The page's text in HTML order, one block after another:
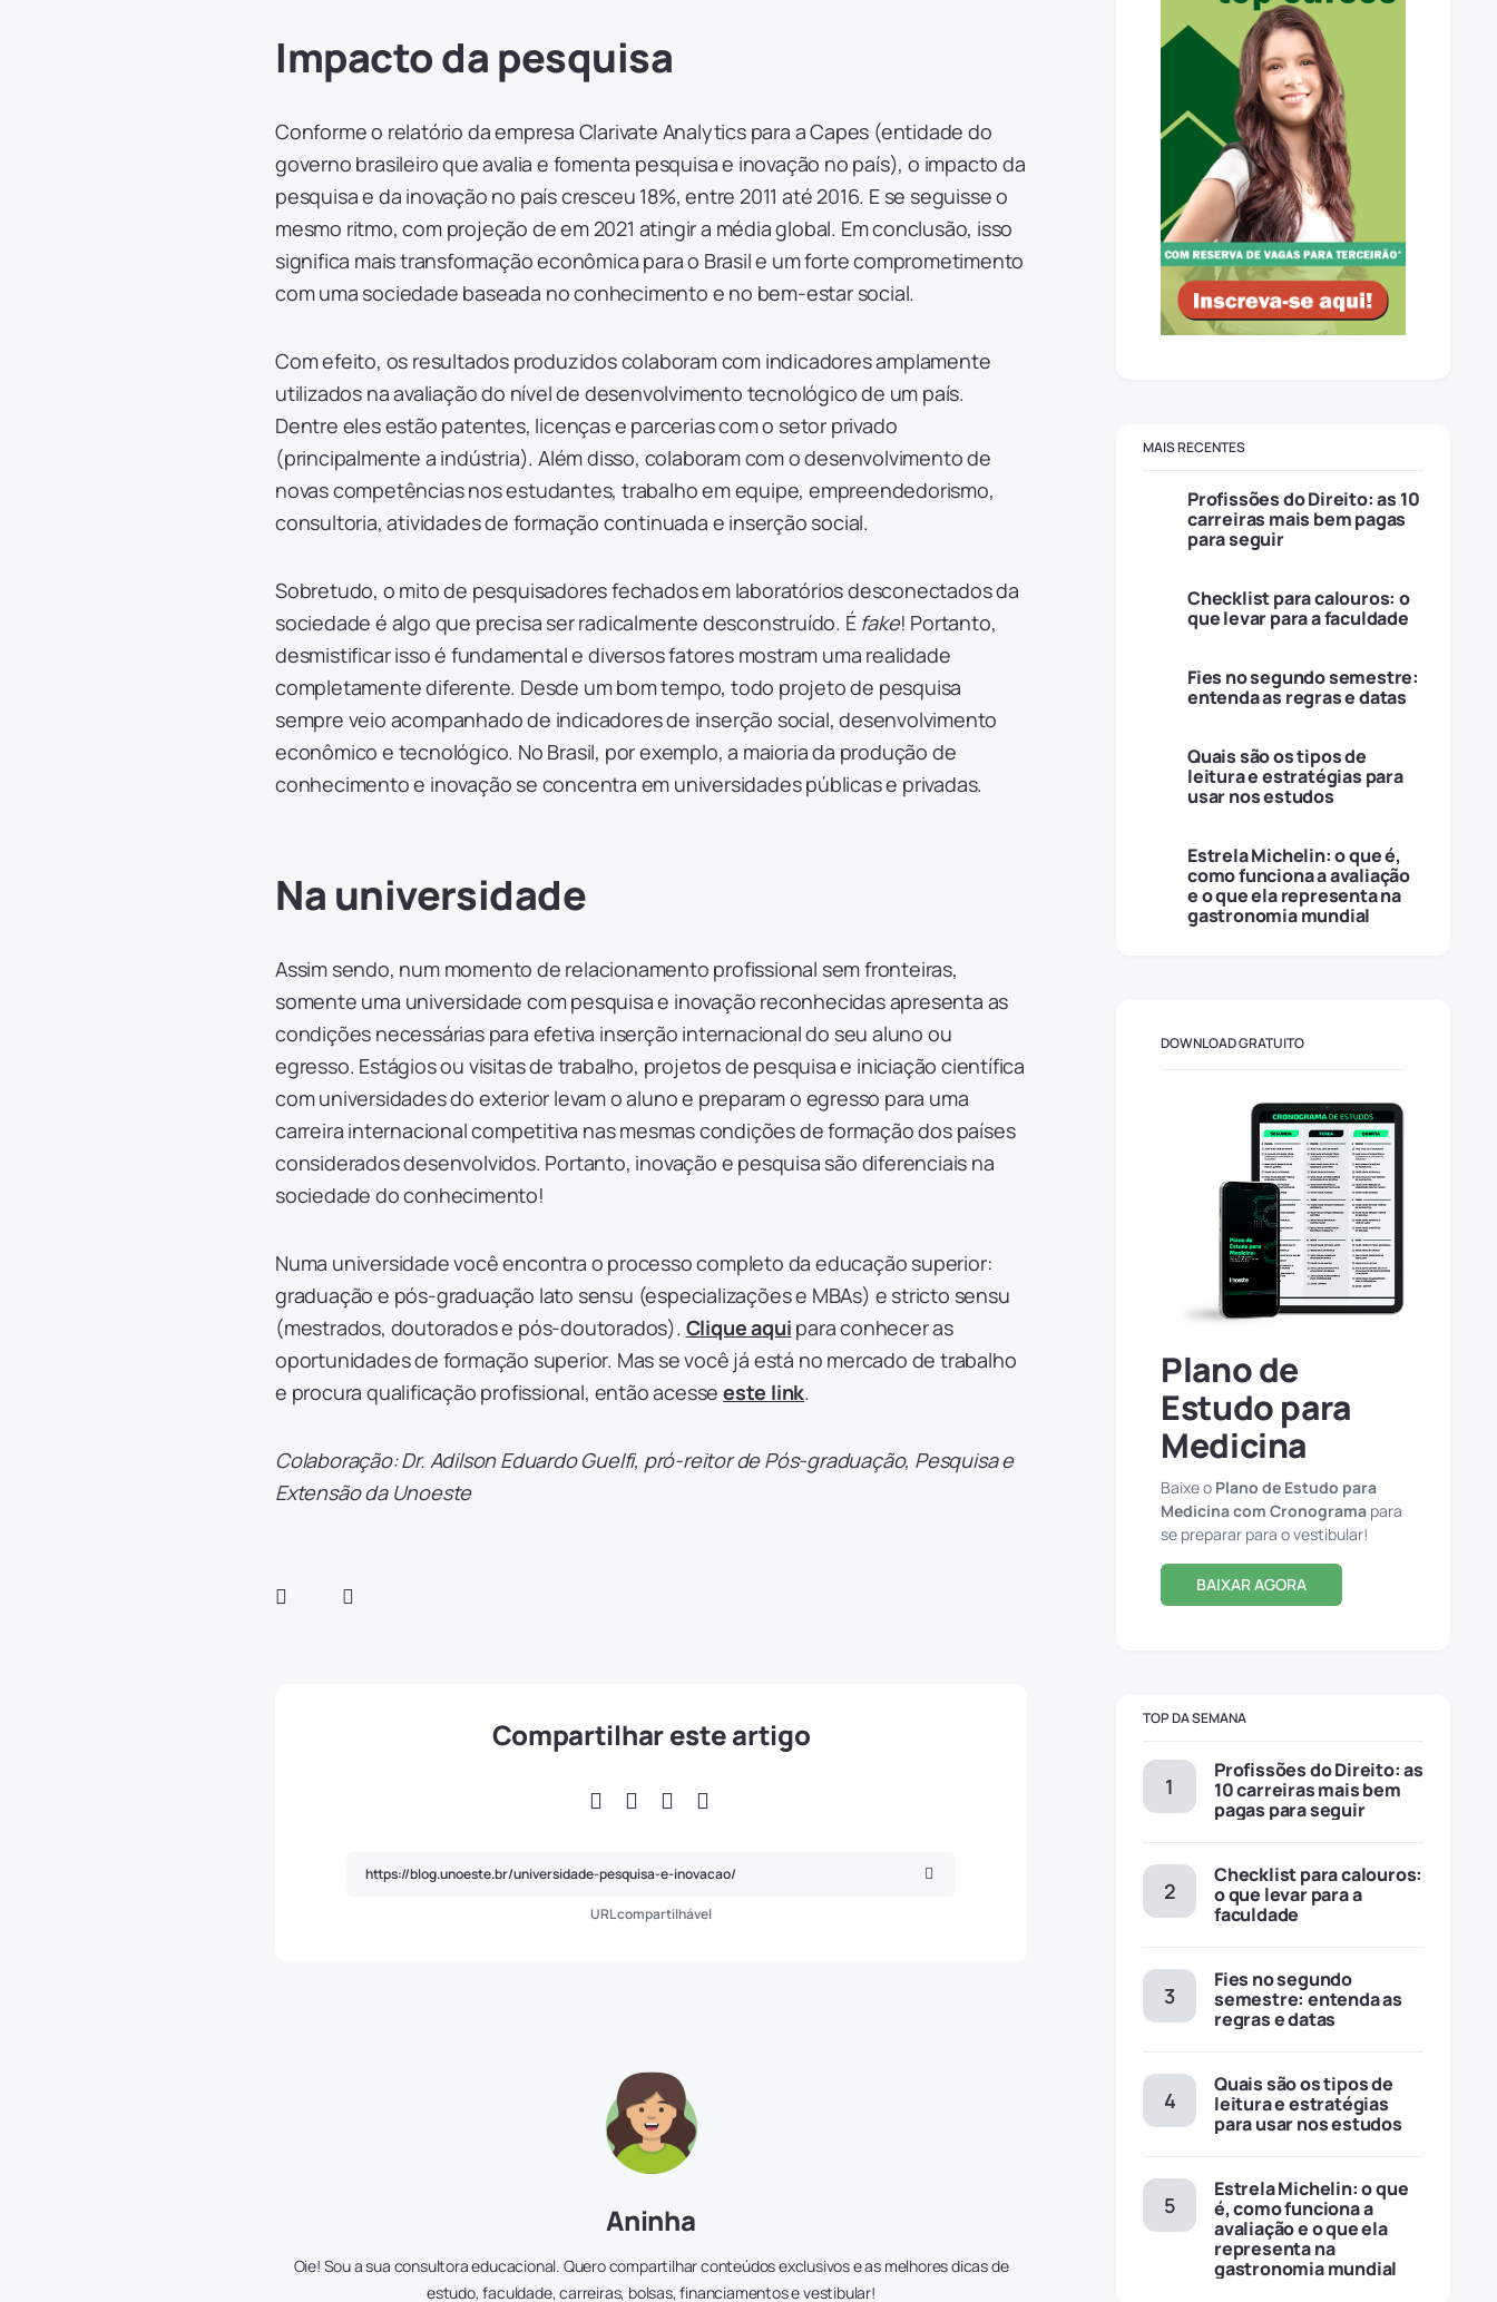
Impacto da pesquisa
Conforme o relatório da empresa Clarivate Analytics para a Capes (entidade do
governo brasileiro que avalia e fomenta pesquisa e inovação no país), o impacto da
pesquisa e da inovação no país cresceu 18%, entre 2011 até 2016. E se seguisse o
mesmo ritmo, com projeção de em 2021 atingir a média global. Em conclusão, isso
significa mais transformação econômica para o Brasil e um forte comprometimento
com uma sociedade baseada no conhecimento e no bem-estar social.
Com efeito, os resultados produzidos colaboram com indicadores amplamente
utilizados na avaliação do nível de desenvolvimento tecnológico de um país.
Dentre eles estão patentes, licenças e parcerias com o setor privado
(principalmente a indústria). Além disso, colaboram com o desenvolvimento de
novas competências nos estudantes, trabalho em equipe, empreendedorismo,
consultoria, atividades de formação continuada e inserção social.
Sobretudo, o mito de pesquisadores fechados em laboratórios desconectados da
sociedade é algo que precisa ser radicalmente desconstruído. É fake! Portanto,
desmistificar isso é fundamental e diversos fatores mostram uma realidade
completamente diferente. Desde um bom tempo, todo projeto de pesquisa
sempre veio acompanhado de indicadores de inserção social, desenvolvimento
econômico e tecnológico. No Brasil, por exemplo, a maioria da produção de
conhecimento e inovação se concentra em universidades públicas e privadas.
Na universidade
Assim sendo, num momento de relacionamento profissional sem fronteiras,
somente uma universidade com pesquisa e inovação reconhecidas apresenta as
condições necessárias para efetiva inserção internacional do seu aluno ou
egresso. Estágios ou visitas de trabalho, projetos de pesquisa e iniciação científica
com universidades do exterior levam o aluno e preparam o egresso para uma
carreira internacional competitiva nas mesmas condições de formação dos países
considerados desenvolvidos. Portanto, inovação e pesquisa são diferenciais na
sociedade do conhecimento!
Numa universidade você encontra o processo completo da educação superior:
graduação e pós-graduação lato sensu (especializações e MBAs) e stricto sensu
(mestrados, doutorados e pós-doutorados). Clique aqui para conhecer as
oportunidades de formação superior. Mas se você já está no mercado de trabalho
e procura qualificação profissional, então acesse este link.
Colaboração:Dr. Adilson Eduardo Guelfi, pró-reitor de Pós-graduação, Pesquisa e
Extensão da Unoeste
Compartilhar este artigo
URL compartilhável
Aninha
Oie! Sou a sua consultora educacional. Quero compartilhar conteúdos exclusivos e as melhores dicas de
estudo, faculdade, carreiras, bolsas, financiamentos e vestibular!
MAIS RECENTES
Profissões do Direito: as 10
carreiras mais bem pagas
para seguir
Checklist para calouros: o
que levar para a faculdade
Fies no segundo semestre:
entenda as regras e datas
Quais são os tipos de
leitura e estratégias para
usar nos estudos
Estrela Michelin: o que é,
como funciona a avaliação
e o que ela representa na
gastronomia mundial
DOWNLOAD GRATUITO
Plano de
Estudo para
Medicina
Baixe o Plano de Estudo para
Medicina com Cronograma
se preparar para o vestibular!
BAIXAR AGORA
TOP DA SEMANA
Profissões do Direito: as
10 carreiras mais bem
pagas para seguir
Checklist para calouros:
o que levar para a
faculdade
Fies no segundo
semestre: entenda as
regras e datas
Quais são os tipos de
leitura e estratégias
para usar nos estudos
Estrela Michelin: o que
é, como funciona a
avaliação e o que ela
representa na
gastronomia mundial